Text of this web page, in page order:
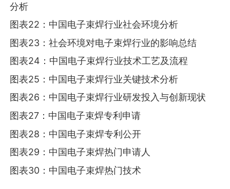
分析
图表22：中国电子束焊行业社会环境分析
图表23：社会环境对电子束焊行业的影响总结
图表24：中国电子束焊行业技术工艺及流程
图表25：中国电子束焊行业关键技术分析
图表26：中国电子束焊行业研发投入与创新现状
图表27：中国电子束焊专利申请
图表28：中国电子束焊专利公开
图表29：中国电子束焊热门申请人
图表30：中国电子束焊热门技术